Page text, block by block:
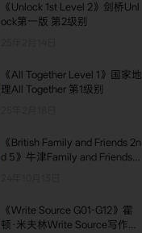
《Unlock 1st Level 2》剑桥Unl
ock第一版 第2级别
《All Together Level 1》国家地
理All Together 第1级别
《British Family and Friends 2n
d 5》牛津Family and Friends
《Write Source G01-G12》霍
顿·米夫林Write Source写作教